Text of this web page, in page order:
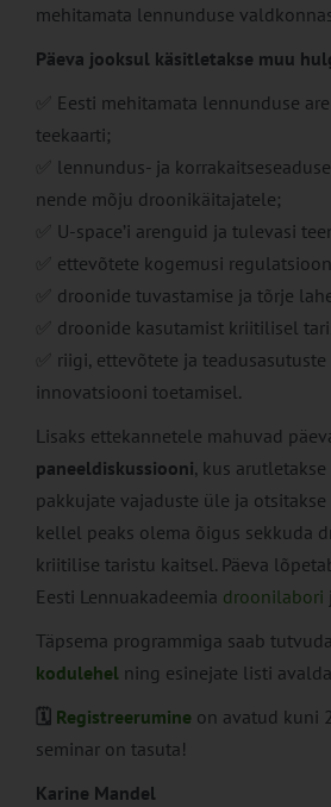
mehitamata lennunduse
Päeva jooksul käsitletakse muu
✅ Eesti mehitamata lennunduse
teekaarti;
✅ lennundus- ja
nende mõju droonikäitajatele;
✅ U-space’i arenguid ja tulevasi
✅ ettevõtete kogemusi
✅ droonide tuvastamise ja tõrje
✅ droonide kasutamist kriitilisel
✅ riigi, ettevõtete ja
innovatsiooni toetamisel.
Lisaks ettekannetele mahuvad
paneeldiskussiooni, kus
pakkujate vajaduste üle ja
kellel peaks olema õigus sekkuda
kriitilise taristu kaitsel. Päeva
Eesti Lennuakadeemia droonilabori
Täpsema programmiga saab tutvuda
kodulehel ning esinejate listi
🗓️ Registreerumine on avatud kuni
seminar on tasuta!
Karine Mandel